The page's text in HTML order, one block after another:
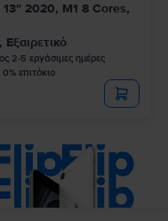
2020, M1 8 Cores,
2-5 εργάσιμες ημέρες
επιτόκιο